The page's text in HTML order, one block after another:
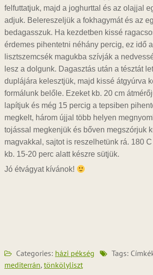
felfuttatjuk, majd a joghurttal és az olajjal
adjuk. Belereszeljük a fokhagymát és az
bedagasszuk. Ha kezdetben kissé
érdemes pihentetni néhány percig, ez idő
lisztszemcsék magukba szívják a
lesz a dolgunk. Dagasztás után a tésztát
duplájára kelesztjük, majd kissé átgyúrva
formálunk belőle. Ezeket kb. 20 cm
lapítjuk és még 15 percig a tepsiben
megkelt, három újjal több helyen
tojással megkenjük és bőven megszórjuk
magvakkal, sajtot is reszelhetünk rá. 180
kb. 15-20 perc alatt készre sütjük.
Jó étvágyat kívánok!
Categories: házi pékség Tags:
mediterrán, tönkölyliszt